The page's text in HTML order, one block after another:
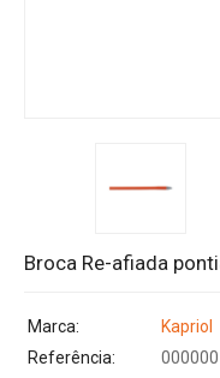
Broca Re-afiada
Marca:
Kapriol
Referência:
000000